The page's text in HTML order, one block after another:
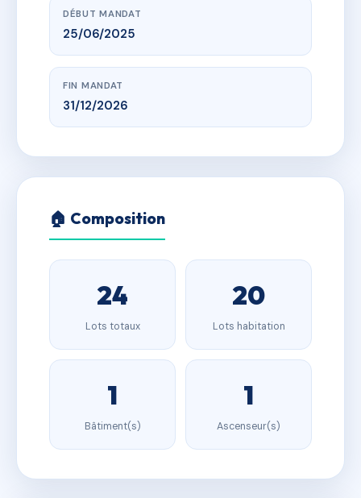
DÉBUT MANDAT
25/06/2025
FIN MANDAT
31/12/2026
🏠 Composition
24
Lots totaux
20
Lots habitation
1
Bâtiment(s)
1
Ascenseur(s)